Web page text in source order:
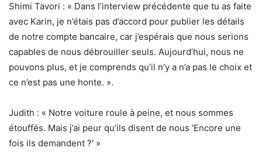
Shimi Tavori : « Dans l’interview précédente que tu as faite
avec Karin, je n’étais pas d’accord pour publier les détails
de notre compte bancaire, car j’espérais que nous serions
capables de nous débrouiller seuls. Aujourd’hui, nous ne
pouvons plus, et je comprends qu’il n’y a n’a pas le choix et
ce n’est pas une honte. ».
Judith : « Notre voiture roule à peine, et nous sommes
étouffés. Mais j’ai peur qu’ils disent de nous ‘Encore une
fois ils demandent ?' »